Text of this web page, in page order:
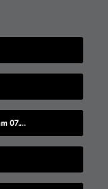
27 „Kleinigkeiten“ gegen Langeweile am 07.08.2022